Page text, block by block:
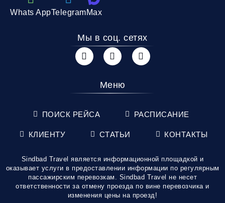
Whats AppTelegramMax
Мы в соц. сетях
Меню
ПОИСК РЕЙСА РАСПИСАНИЕ
КЛИЕНТУ СТАТЬИ КОНТАКТЫ
Sindbad Travel является информационной площадкой и
оказывает услуги в предоставлении информации по регулярным
пассажирским перевозкам. Sindbad Travel не несет
ответственности за отмену проезда по вине перевозчика и
изменения цены на проезд!